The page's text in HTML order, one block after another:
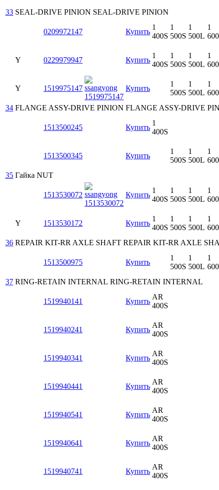
33 SEAL-DRIVE PINION SEAL-DRIVE PINION
0209972147 Купить
1
400S
1
500S
1
500L
1
Y 0229979947 Купить
1
400S
1
500S
1
500L
1
Y 1519975147 Купить
1
500S
1
500L
1
34 FLANGE ASSY-DRIVE PINION FLANGE ASSY-DRIVE
1513500245 Купить
1
400S
1513500345 Купить
1
500S
1
500L
1
35 Гайка NUT
1513530072 Купить
1
400S
1
500S
1
500L
1
Y 1513530172 Купить
1
400S
1
500S
1
500L
1
36 REPAIR KIT-RR AXLE SHAFT REPAIR KIT-RR AXLE
1513500975 Купить
1
500S
1
500L
1
37 RING-RETAIN INTERNAL RING-RETAIN INTERNAL
1519940141 Купить
AR
400S
1519940241 Купить
AR
400S
1519940341 Купить
AR
400S
1519940441 Купить
AR
400S
1519940541 Купить
AR
400S
1519940641 Купить
AR
400S
1519940741 Купить
AR
400S